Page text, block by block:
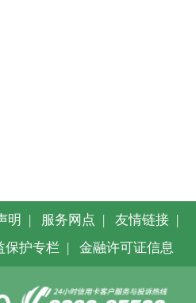
明 | 服务网点 | 友情链接 |
保护专栏 | 金融许可证信息